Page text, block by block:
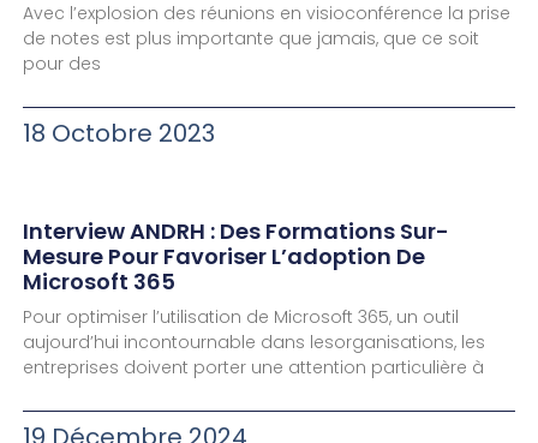
Avec l’explosion des réunions en visioconférence la prise
de notes est plus importante que jamais, que ce soit
pour des
18 Octobre 2023
Interview ANDRH : Des Formations Sur-
Mesure Pour Favoriser L’adoption De
Microsoft 365
Pour optimiser l’utilisation de Microsoft 365, un outil
aujourd’hui incontournable dans lesorganisations, les
entreprises doivent porter une attention particulière à